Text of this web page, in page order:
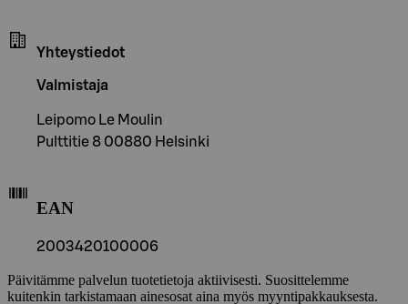
Yhteystiedot
Valmistaja
Leipomo Le Moulin
Pulttitie 8 00880 Helsinki
EAN
2003420100006
Päivitämme palvelun tuotetietoja aktiivisesti. Suosittelemme
kuitenkin tarkistamaan ainesosat aina myös myyntipakkauksesta.